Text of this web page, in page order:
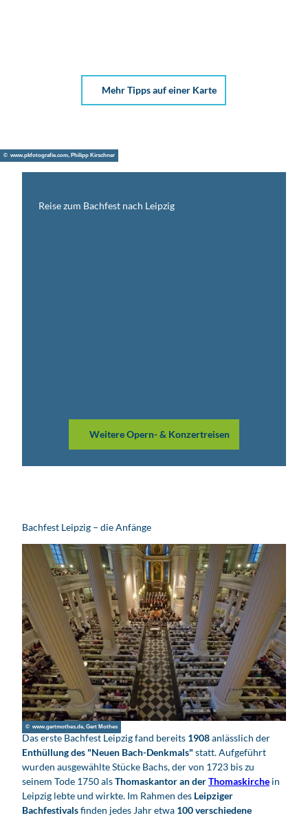
Mehr Tipps auf einer Karte
© www.pkfotografie.com, Philipp Kirschner
Reise zum Bachfest nach Leipzig
vormerken
lassen!
Weitere Opern- & Konzertreisen
Bachfest Leipzig − die Anfänge
© www.gertmothes.de, Gert Mothes
Das erste Bachfest Leipzig fand bereits 1908anlässlich der
Enthüllung des "Neuen Bach-Denkmals" statt. Aufgeführt
wurden ausgewählte Stücke Bachs, der von 1723 bis zu
seinem Tode 1750 alsThomaskantor an derThomaskirche in
Leipzig lebte und wirkte. Im Rahmen des Leipziger
Bachfestivalsfinden jedes Jahr etwa 100 verschiedene